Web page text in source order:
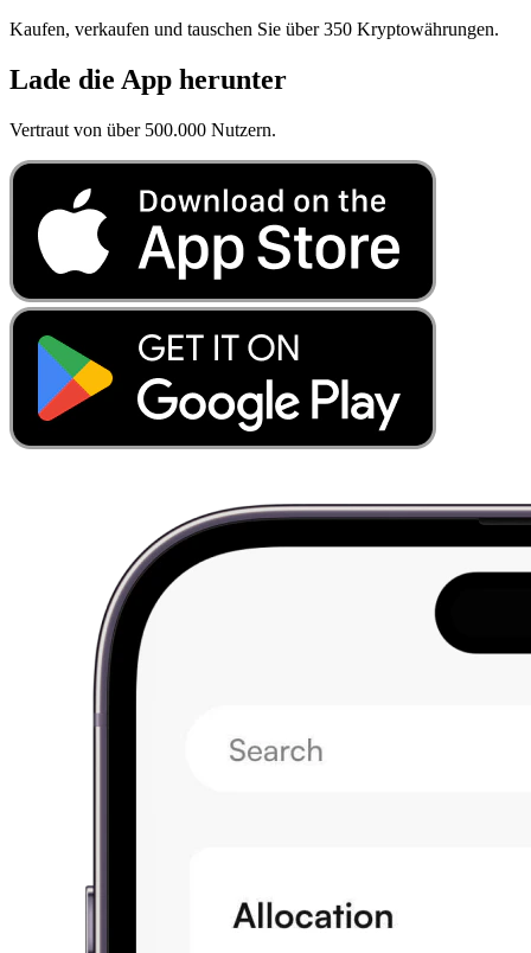
Kaufen, verkaufen und tauschen Sie über 350 Kryptowährungen.
Lade die App herunter
Vertraut von über 500.000 Nutzern.